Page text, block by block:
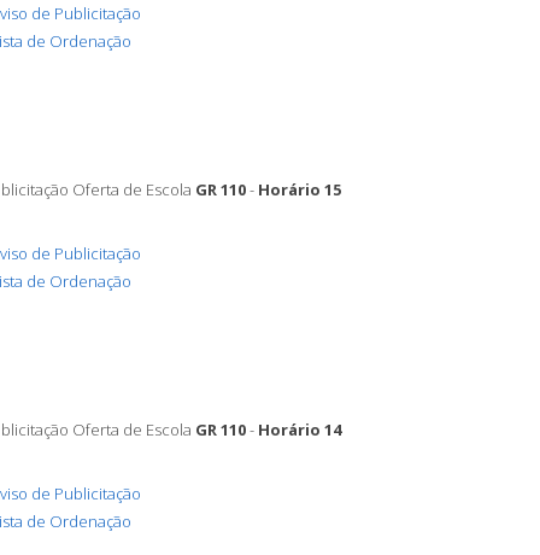
de Publicitação
de Ordenação
Oferta de Escola GR 110- Horário 15
de Publicitação
de Ordenação
Oferta de Escola GR 110- Horário 14
de Publicitação
de Ordenação